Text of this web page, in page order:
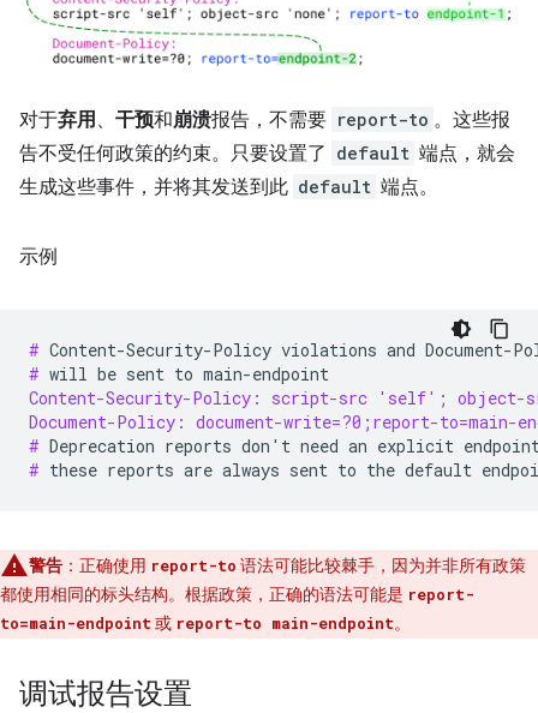
对于弃用 、 干预和崩溃报告，不需要 report-to 。这些报
告不受任何政策的约束。只要设置了 default 端点，就会
生成这些事件，并将其发送到此 default 端点。
示例
# Content-Security-Policy violations and Document-
# will be sent to
Content-Security-Policy: script-src 'self'; object-
Document-Policy: document-write=?0;report-to=main-
# Deprecation reports don ' t need an explicit
# these reports are always sent to the default
警告 ：正确使用 report-to 语法可能比较棘手，因为并非所有政策
都使用相同的标头结构。根据政策，正确的语法可能是 report-
to=main-endpoint 或 report-to main-endpoint。
调试报告设置